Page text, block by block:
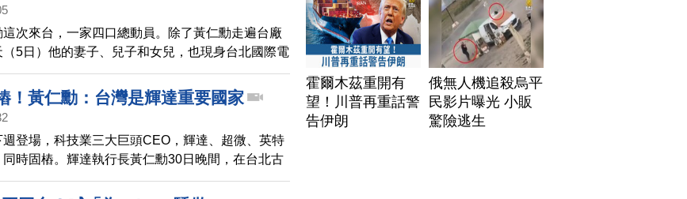
次來台，一家四口總動員。除了黃仁勳走遍台廠
5日）他的妻子、兒子和女兒，也現身台北國際電
鏈攤位。兒子黃勝斌時不時用中文對話，女兒黃
台灣真的是太棒了。
！黃仁勳：台灣是輝達重要國家
登場，科技業三大巨頭CEO，輝達、超微、英特
時固樁。輝達執行長黃仁勳30日晚間，在台北古
鴻海董事長劉揚偉、廣達董事長林百里等人，都
霍爾木茲重開有
望！川普再重話警
告伊朗
俄無人機追殺烏平
民影片曝光 小販
驚險逃生